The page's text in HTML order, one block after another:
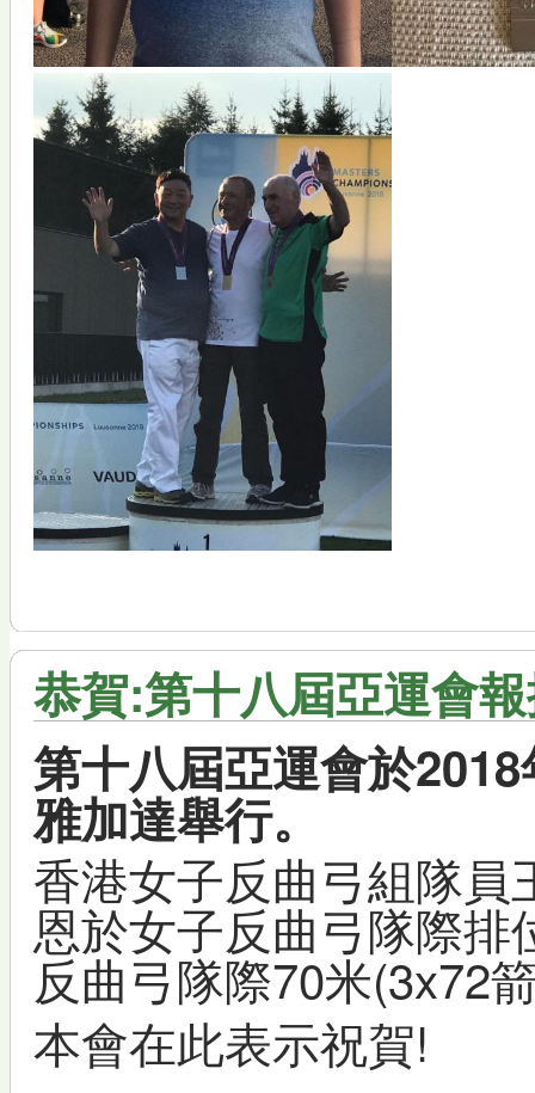
恭賀:第十八屆亞運會
第十八屆亞運會於
雅加達舉行。
香港女子反曲弓組隊
恩於女子反曲弓隊際
反曲弓隊際70米(3x72
本會在此表示祝賀!